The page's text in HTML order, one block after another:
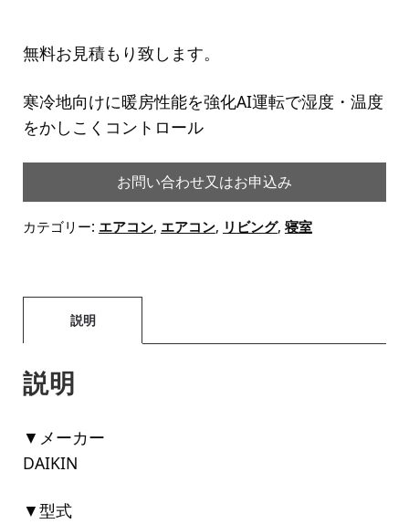
無料お見積もり致します。
寒冷地向けに暖房性能を強化AI運転で湿度・温度
をかしこくコントロール
お問い合わせ又はお申込み
カテゴリー: エアコン, エアコン, リビング, 寝室
説明
説明
▼メーカー
DAIKIN
▼型式